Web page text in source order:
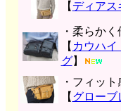
【 ディアス
・柔らか
【 カウハイ
グ】
・フィッ
【 グローブ